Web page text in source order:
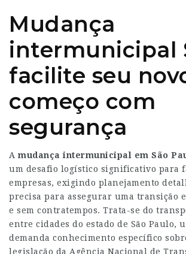
Mudança
intermunicipal
facilite seu
começo com
segurança
A mudança intermunicipal em São
um desafio logístico significativo para
empresas, exigindo planejamento
precisa para assegurar uma transição
e sem contratempos. Trata-se do
entre cidades do estado de São Paulo,
demanda conhecimento específico
legislação da Agência Nacional de